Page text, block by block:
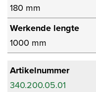
180 mm
Werkende lengte
1000 mm
Artikelnummer
340.200.05.01